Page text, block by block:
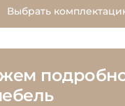
Выбрать